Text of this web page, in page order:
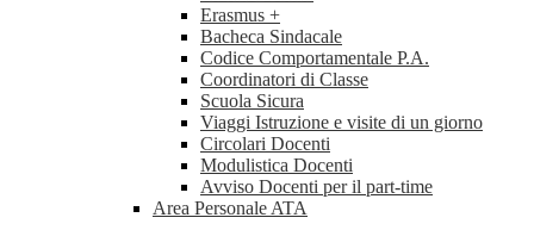
Erasmus +
Bacheca Sindacale
Codice Comportamentale P.A.
Coordinatori di Classe
Scuola Sicura
Viaggi Istruzione e visite di un giorno
Circolari Docenti
Modulistica Docenti
Avviso Docenti per il part-time
Area Personale ATA